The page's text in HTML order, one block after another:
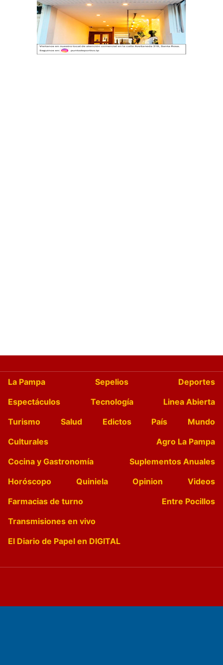
La Pampa Sepelios
Deportes
Espectáculos
Tecnología
Linea Abierta
Turismo
Salud Edictos País
Mundo
Culturales
Agro La Pampa
Cocina y Gastronomía
Suplementos Anuales
Horóscopo
Quiniela Opinion
Videos
Farmacias de turno
Entre Pocillos
Transmisiones en vivo
El Diario de Papel en DIGITAL